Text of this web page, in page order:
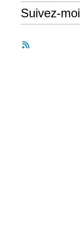
Suivez-moi